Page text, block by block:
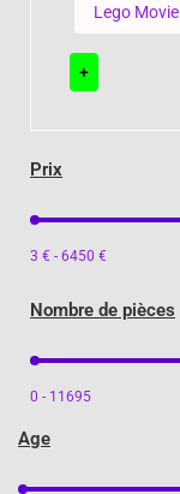
Lego Movie
+
Prix
Prix
3 € - 6450 €
Nombre de pièces
Nombre de pièces
0 - 11695
Age